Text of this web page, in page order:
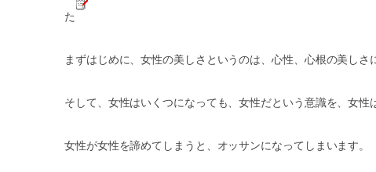
た
まずはじめに、女性の美しさというのは、心性、心根の美し
そして、女性はいくつになっても、女性だという意識を、女性
女性が女性を諦めてしまうと、オッサンになってしまいます。